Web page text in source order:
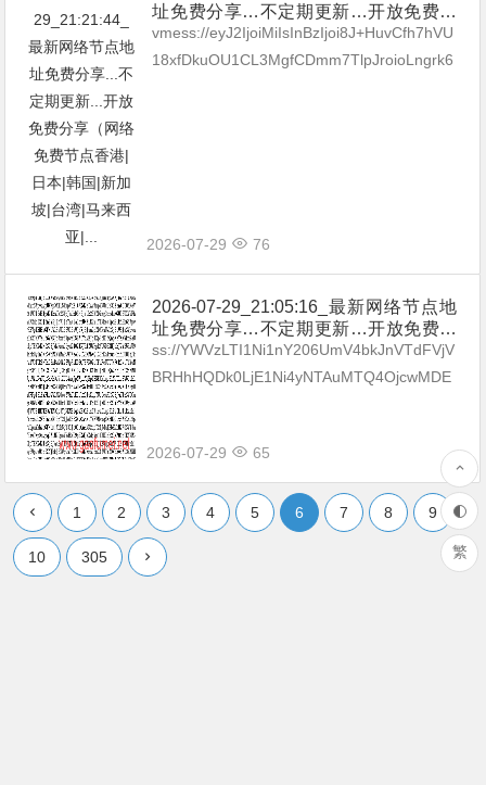
址免费分享…不定期更新…开放免费分
享（网络免费节点香港|日本|韩国|新加
坡|台湾|马来西亚|…
vmess://eyJ2IjoiMiIsInBzIjoi8J+HuvCfh7hVU
18xfDkuOU1CL3MgfCDmm7TlpJroioLngrk6
2026-07-29 76
2026-07-29_21:05:16_最新网络节点地
址免费分享…不定期更新…开放免费分
享（网络免费节点香港|日本|韩国|新加
坡|台湾|马来西亚|…
ss://YWVzLTI1Ni1nY206UmV4bkJnVTdFVjV
BRHhHQDk0LjE1Ni4yNTAuMTQ4OjcwMDE
2026-07-29 65
1 2 3 4 5 6 7 8 9
10 305 繁